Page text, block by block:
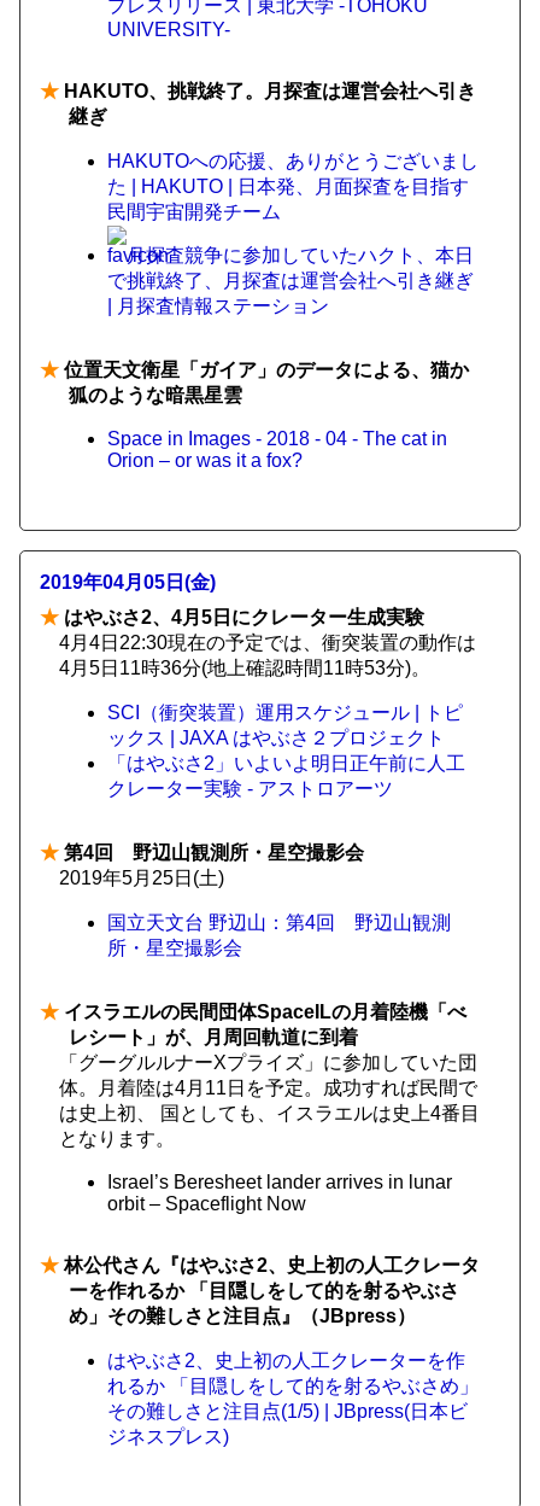
プレスリリース | 東北大学 -TOHOKU
UNIVERSITY-
★ HAKUTO、挑戦終了。月探査は運営会社へ引き
継ぎ
HAKUTOへの応援、ありがとうございまし
た | HAKUTO | 日本発、月面探査を目指す
民間宇宙開発チーム
月探査競争に参加していたハクト、本日
で挑戦終了、月探査は運営会社へ引き継ぎ
| 月探査情報ステーション
★ 位置天文衛星「ガイア」のデータによる、猫か
狐のような暗黒星雲
Space in Images - 2018 - 04 - The cat in
Orion – or was it a fox?
2019年04月05日(金)
★ はやぶさ2、4月5日にクレーター生成実験
4月4日22:30現在の予定では、衝突装置の動作は
4月5日11時36分(地上確認時間11時53分)。
SCI（衝突装置）運用スケジュール | トピ
ックス | JAXA はやぶさ２プロジェクト
「はやぶさ2」いよいよ明日正午前に人工
クレーター実験 - アストロアーツ
★ 第4回 野辺山観測所・星空撮影会
2019年5月25日(土)
国立天文台 野辺山：第4回 野辺山観測
所・星空撮影会
★ イスラエルの民間団体SpaceILの月着陸機「べ
レシート」が、月周回軌道に到着
「グーグルルナーXプライズ」に参加していた団
体。月着陸は4月11日を予定。成功すれば民間で
は史上初、 国としても、イスラエルは史上4番目
となります。
Israel’s Beresheet lander arrives in lunar
orbit – Spaceflight Now
★林公代さん『はやぶさ2、史上初の人工クレータ
ーを作れるか 「目隠しをして的を射るやぶさ
め」その難しさと注目点』（JBpress）
はやぶさ2、史上初の人工クレーターを作
れるか 「目隠しをして的を射るやぶさめ」
その難しさと注目点(1/5) | JBpress(日本ビ
ジネスプレス)